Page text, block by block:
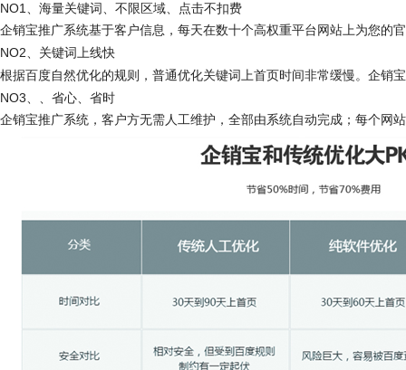
NO1、 海量关键词、不限区域、点击不扣费
企销宝推广系统基于客户信息，每天在数十个高权重平台网站上为您的
NO2、 关键词上线快
根据百度自然优化的规则，普通优化关键词上首页时间非常缓慢。企销
NO3、、 省心、省时
企销宝推广系统，客户方无需人工维护，全部由系统自动完成；每个网